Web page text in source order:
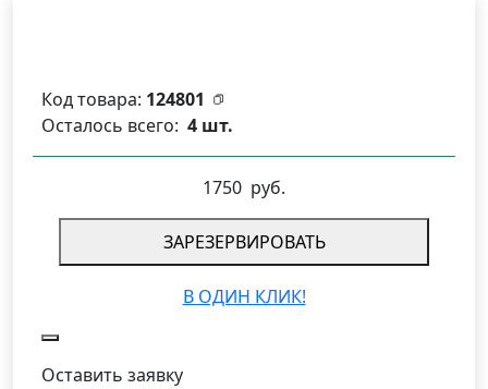
Код товара: 124801
Осталось всего: 4 шт.
1750 руб.
ЗАРЕЗЕРВИРОВАТЬ
В ОДИН КЛИК!
Оставить заявку